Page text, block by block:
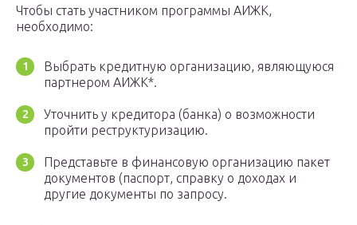
Чтобы стать участником программы АИЖК,
необходимо:
Выбрать кредитную организацию, являющуюся
партнером АИЖК*.
Уточнить у кредитора (банка) о возможности
пройти реструктуризацию.
Представьте в финансовую организацию пакет
документов (паспорт, справку о доходах и
другие документы по запросу.